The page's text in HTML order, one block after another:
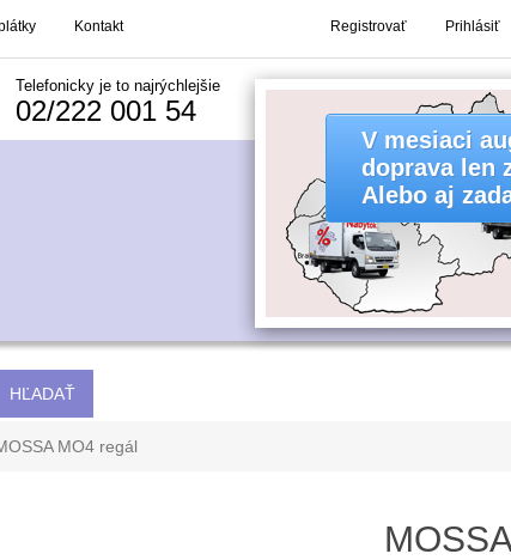
Kontakt Registrovať Prihlásiť
Telefonicky je to najrýchlejšie
02/222 001 54
MO4 regál